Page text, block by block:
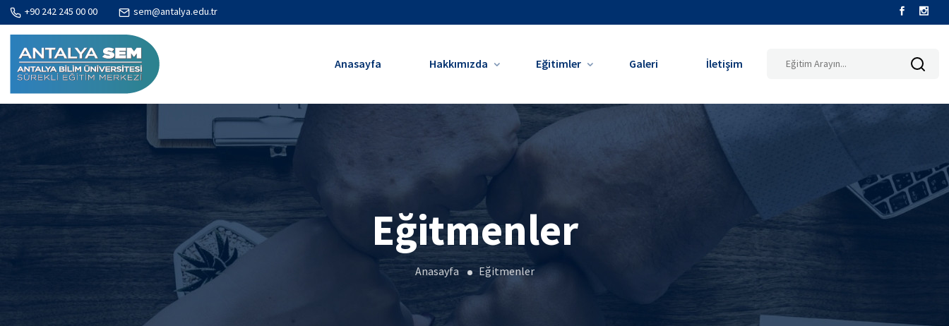
+90 242 245 00 00 sem@antalya.edu.tr
Anasayfa Hakkımızda Eğitimler Galeri İletişim
Eğitmenler
Anasayfa Eğitmenler